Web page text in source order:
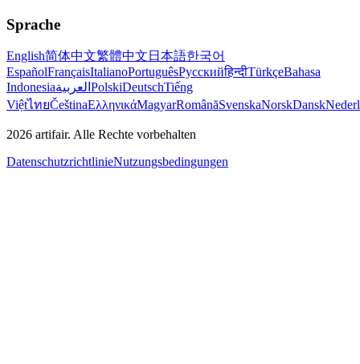
Sprache
English简体中文繁體中文 日本語한국어
EspañolFrançaisItalianoPortuguêsРусскийहिन्दीTürkçeBahasa
Indonesiaالعربية PolskiDeutschTiếng
ViệtไทยČeštinaΕλληνικάMagyarRomânăSvenskaNorskDansk
2026 artifair. Alle Rechte vorbehalten
DatenschutzrichtlinieNutzungsbedingungen